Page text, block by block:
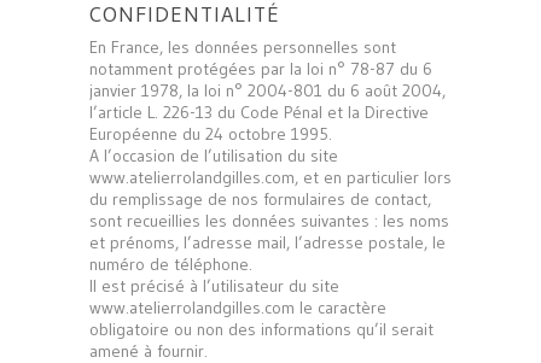
CONFIDENTIALITÉ
En France, les données personnelles sont
notamment protégées par la loi n° 78-87 du 6
janvier 1978, la loi n° 2004-801 du 6 août 2004,
l’article L. 226-13 du Code Pénal et la Directive
Européenne du 24 octobre 1995.
A l’occasion de l’utilisation du site
www.atelierrolandgilles.com, et en particulier lors
du remplissage de nos formulaires de contact,
sont recueillies les données suivantes : les noms
et prénoms, l’adresse mail, l’adresse postale, le
numéro de téléphone.
Il est précisé à l’utilisateur du site
www.atelierrolandgilles.com le caractère
obligatoire ou non des informations qu’il serait
amené à fournir.